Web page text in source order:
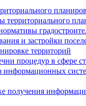
территориального
и застройки
территорий
процедур в сфере
информационных
получения